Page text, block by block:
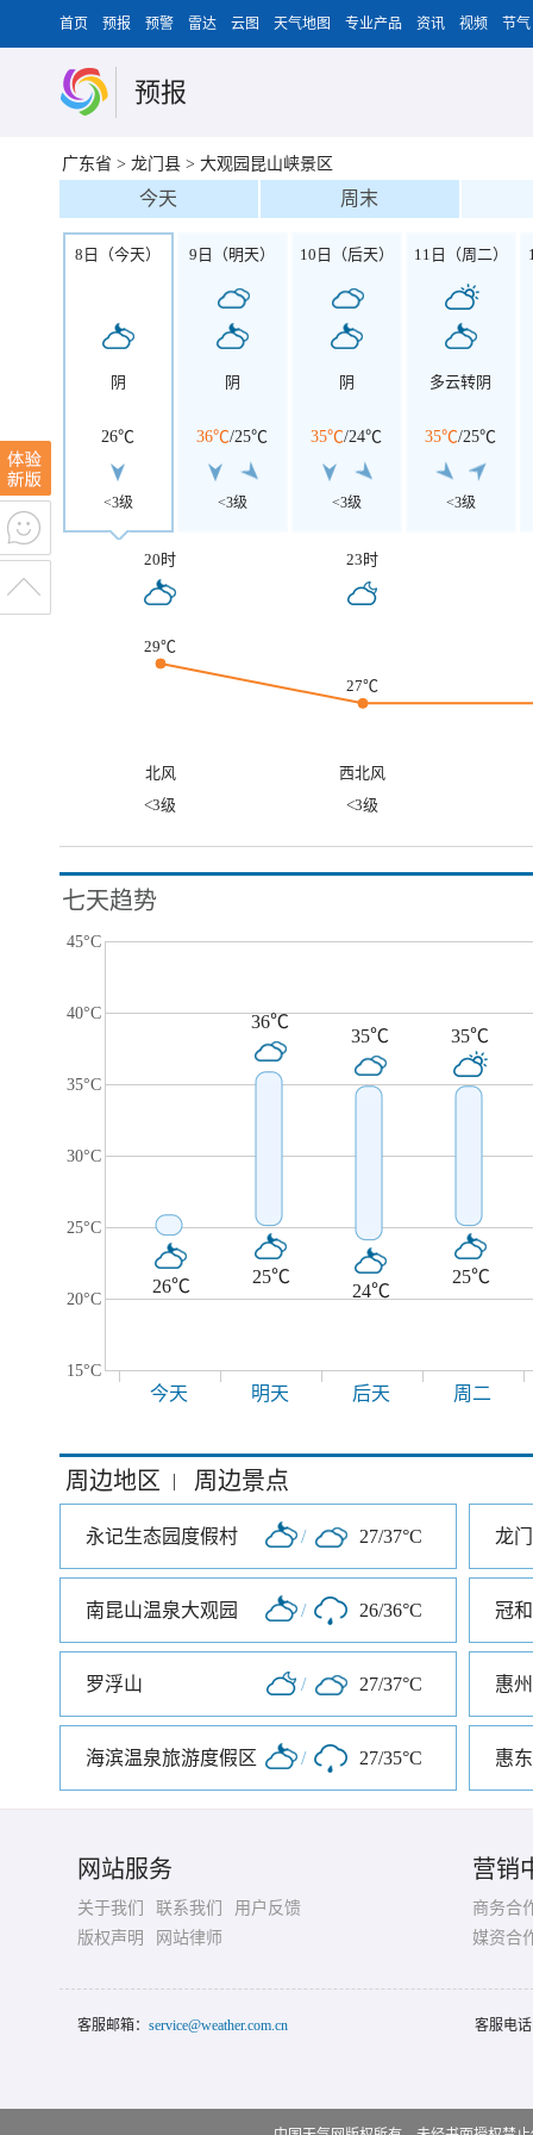
首页 预报 预警 雷达 云图 天气地图 专业产品 资讯 视频 节气
预报
广东省 > 龙门县 > 大观园昆山峡景区
今天 周末
8日（今天）
阴
26℃
<3级
9日（明天）
阴
36℃/25℃
<3级
10日（后天）
阴
35℃/24℃
<3级
11日（周二）
多云转阴
35℃/25℃
<3级
20时 23时
29℃
27℃
北风
西北风
<3级
<3级
七天趋势
45°C
40°C
35°C
30°C
25°C
20°C
15°C
26℃
36℃
25℃
35℃
24℃
35℃
25℃
今天 明天 后天 周二
周边地区 | 周边景点
永记生态园度假村 / 27/37°C 龙
南昆山温泉大观园 / 26/36°C 冠
罗浮山 / 27/37°C 惠
海滨温泉旅游度假区 / 27/35°C 惠
网站服务
关于我们 联系我们
用户反馈
版权声明
网站律师
营销
商务合
媒资合
客服邮箱： service@weather.com.cn 客服电